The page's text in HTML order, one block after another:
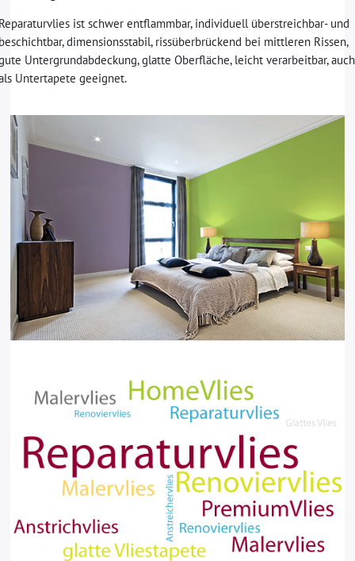
ist schwer entflammbar, individuell überstreichbar- und
dimensionsstabil, rissüberbrückend bei mittleren Rissen,
Untergrundabdeckung, glatte Oberfläche, leicht verarbeitbar, auch
Untertapete geeignet.